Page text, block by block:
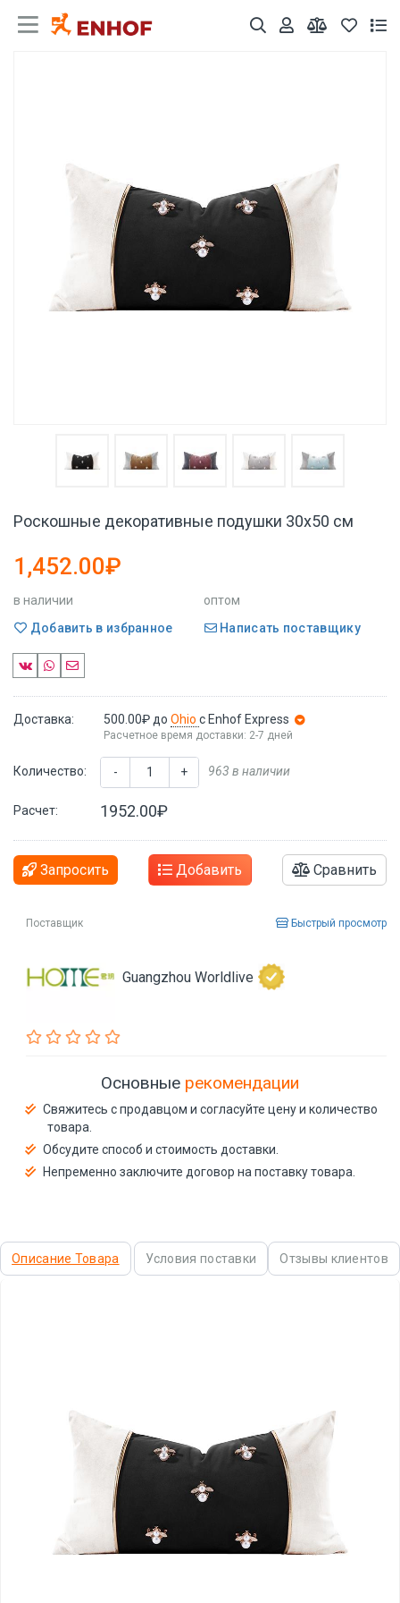
Роскошные декоративные подушки 30x50 см
1,452.00₽
в наличии
оптом
Добавить в избранное
Написать поставщику
Доставка: 500.00₽ до Ohio с Enhof Express
Расчетное время доставки: 2-7 дней
Количество: - + 963 в наличии
Расчет: 1952.00₽
Запросить Добавить Сравнить
Поставщик Быстрый просмотр
Guangzhou Worldlive
Основные рекомендации
Свяжитесь с продавцом и согласуйте цену и количество
товара.
Обсудите способ и стоимость доставки.
Непременно заключите договор на поставку товара.
Описание Товара Условия поставки Отзывы клиентов